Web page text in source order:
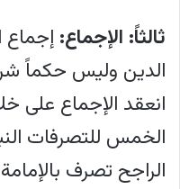
ثالثاً: الإجماع:
الدين وليس حكماً
انعقد الإجماع على
الخمس للتصرفات
الراجح تصرف